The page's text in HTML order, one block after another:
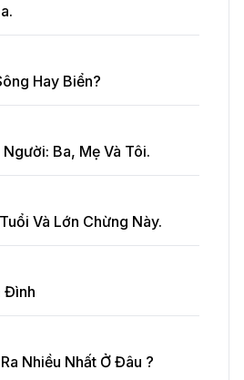
Hay Biển?
Ba, Mẹ Và Tôi.
Và Lớn Chừng Này.
Đình
Nhiều Nhất Ở Đâu ?